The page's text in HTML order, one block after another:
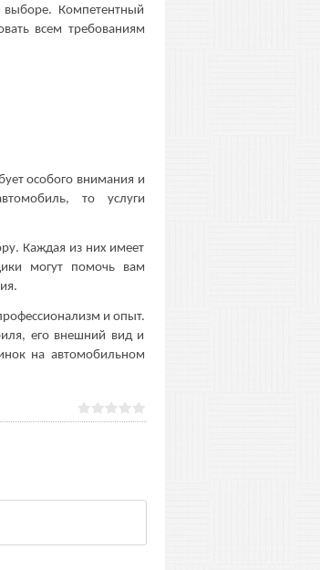
Компетентный
всем требованиям
особого внимания и
то услуги
Каждая из них имеет
могут помочь вам
и опыт.
его внешний вид и
на автомобильном